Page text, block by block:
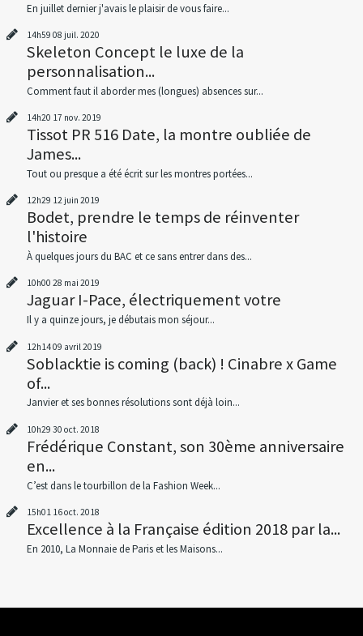
En juillet dernier j'avais le plaisir de vous faire...
14h59 08 juil. 2020
Skeleton Concept le luxe de la
personnalisation...
Comment faut il aborder mes (longues) absences sur...
14h20 17 nov. 2019
Tissot PR 516 Date, la montre oubliée de
James...
Tout ou presque a été écrit sur les montres portées...
12h29 12 juin 2019
Bodet, prendre le temps de réinventer
l'histoire
À quelques jours du BAC et ce sans entrer dans des...
10h00 28 mai 2019
Jaguar I-Pace, électriquement votre
Il y a quinze jours, je débutais mon séjour...
12h1409 avril 2019
Soblacktie is coming (back) ! Cinabre x Game
of...
Janvier et ses bonnes résolutions sont déjà loin...
10h29 30 oct. 2018
Frédérique Constant, son 30ème anniversaire
en...
C’est dans le tourbillon de la Fashion Week...
15h01 16oct. 2018
Excellence à la Française édition 2018 par la...
En 2010, La Monnaie de Paris et les Maisons...